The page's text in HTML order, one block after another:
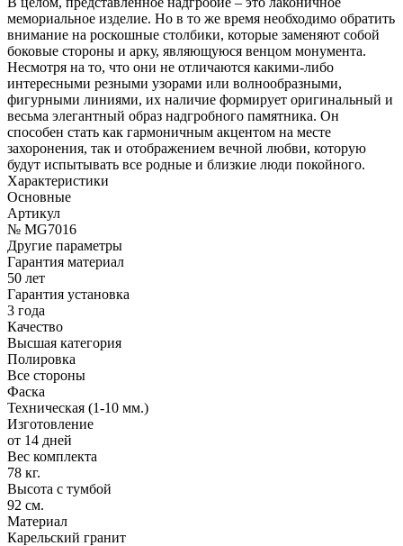
мемориальное изделие. Но в то же время необходимо обратить
внимание на роскошные столбики, которые заменяют собой
боковые стороны и арку, являющуюся венцом монумента.
Несмотря на то, что они не отличаются какими-либо
интересными резными узорами или волнообразными,
фигурными линиями, их наличие формирует оригинальный и
весьма элегантный образ надгробного памятника. Он
способен стать как гармоничным акцентом на месте
захоронения, так и отображением вечной любви, которую
будут испытывать все родные и близкие люди покойного.
Характеристики
Основные
Артикул
№ MG7016
Другие параметры
Гарантия материал
50 лет
Гарантия установка
3 года
Качество
Высшая категория
Полировка
Все стороны
Фаска
Техническая (1-10 мм.)
Изготовление
от 14 дней
Вес комплекта
78 кг.
Высота с тумбой
92 см.
Материал
Карельский гранит